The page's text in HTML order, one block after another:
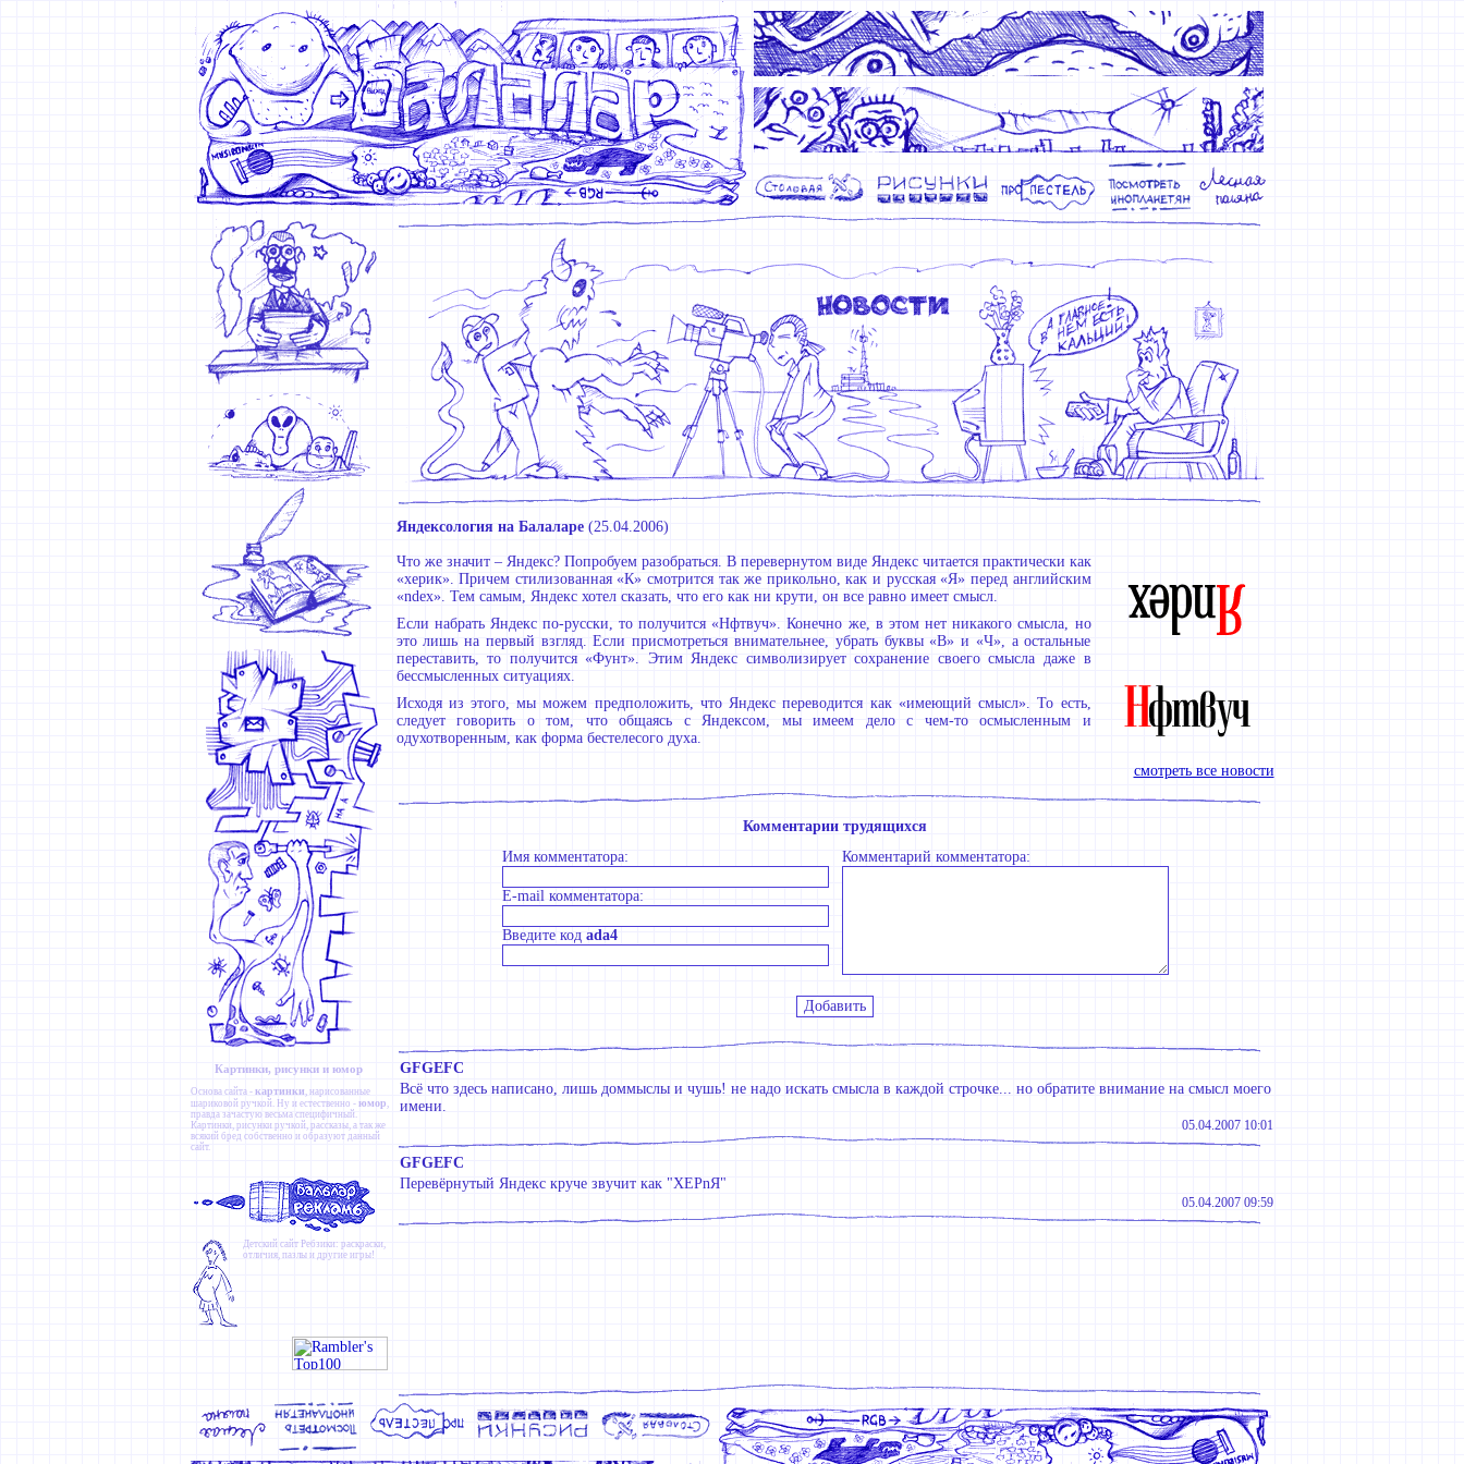
Картинки, рисунки и юмор
Основа сайта - картинки, нарисованные
шариковой ручкой. Ну и естественно - юмор,
правда зачастую весьма специфичный.
Картинки, рисунки ручкой, рассказы, а так же
всякий бред собственно и образуют данный
сайт.
Детский сайт Ребзики: раскраски,
отличия, пазлы и другие игры!
Яндексология на Балаларе(25.04.2006)
Что же значит – Яндекс? Попробуем разобраться. В перевернутом виде Яндекс читается практически как
«херик». Причем стилизованная «К» смотрится так же прикольно, как и русская «Я» перед английским
«ndex». Тем самым, Яндекс хотел сказать, что его как ни крути, он все равно имеет смысл.
Если набрать Яндекс по-русски, то получится «Нфтвуч». Конечно же, в этом нет никакого смысла, но
это лишь на первый взгляд. Если присмотреться внимательнее, убрать буквы «В» и «Ч», а остальные
переставить, то получится «Фунт». Этим Яндекс символизирует сохранение своего смысла даже в
бессмысленных ситуациях.
Исходя из этого, мы можем предположить, что Яндекс переводится как «имеющий смысл». То есть,
следует говорить о том, что общаясь с Яндексом, мы имеем дело с чем-то осмысленным и
одухотворенным, как форма бестелесого духа.
смотреть все новости
Комментарии трудящихся
Имя комментатора:
E-mail комментатора:
Введите код ada4
Комментарий комментатора:
GFGEFC
Всё что здесь написано, лишь доммыслы и чушь! не надо искать смысла в каждой строчке... но обратите внимание на смысл моего
имени.
05.04.2007 10:01
GFGEFC
Перевёрнутый Яндекс круче звучит как "ХЕРnЯ"
05.04.2007 09:59